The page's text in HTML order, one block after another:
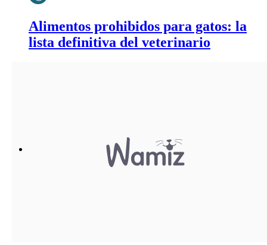
Alimentos prohibidos para gatos: la
lista definitiva del veterinario